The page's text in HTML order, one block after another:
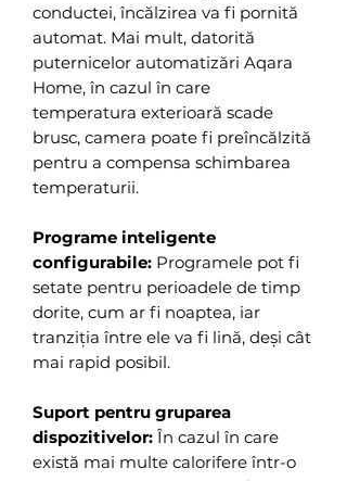
conductei, încălzirea va fi pornită
automat. Mai mult, datorită
puternicelor automatizări Aqara
Home, în cazul în care
temperatura exterioară scade
brusc, camera poate fi preîncălzită
pentru a compensa schimbarea
temperaturii.
Programe inteligente
configurabile: Programele pot fi
setate pentru perioadele de timp
dorite, cum ar fi noaptea, iar
tranziția între ele va fi lină, deși cât
mai rapid posibil.
Suport pentru gruparea
dispozitivelor: În cazul în care
există mai multe calorifere într-o